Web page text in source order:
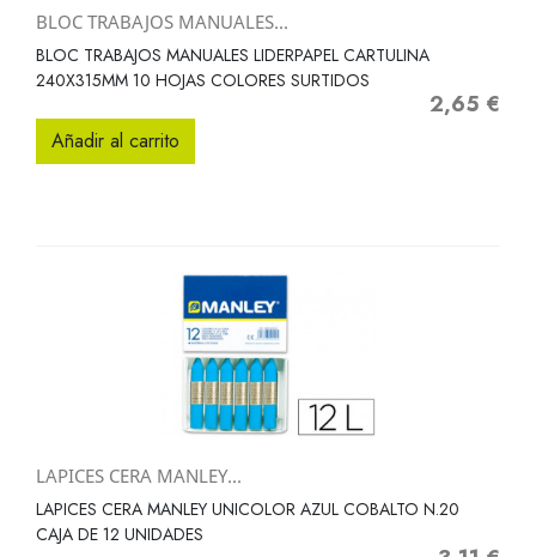
BLOC TRABAJOS MANUALES...
BLOC TRABAJOS MANUALES LIDERPAPEL CARTULINA
240X315MM 10 HOJAS COLORES SURTIDOS
Precio
2,65 €
Añadir al carrito
LAPICES CERA MANLEY...
LAPICES CERA MANLEY UNICOLOR AZUL COBALTO N.20
CAJA DE 12 UNIDADES